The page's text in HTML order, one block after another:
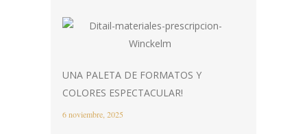
UNA PALETA DE FORMATOS Y
COLORES ESPECTACULAR!
6 noviembre, 2025